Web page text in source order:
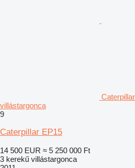
villástargonca
9
Caterpillar EP15
14 500 EUR ≈ 5 250 000 Ft
3 kerekű villástargonca